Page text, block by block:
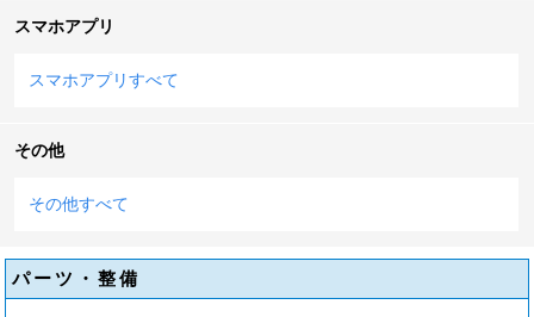
スマホアプリ
スマホアプリすべて
その他
その他すべて
パーツ・整備